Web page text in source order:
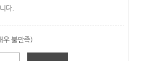
다.
우 불만족)